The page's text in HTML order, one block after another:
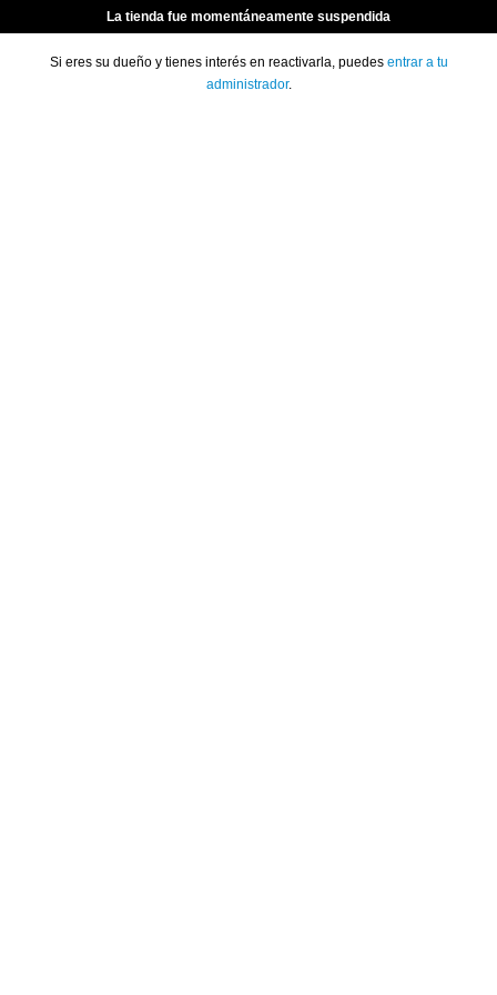
La tienda fue momentáneamente suspendida
Si eres su dueño y tienes interés en reactivarla, puedes entrar a tu
administrador.